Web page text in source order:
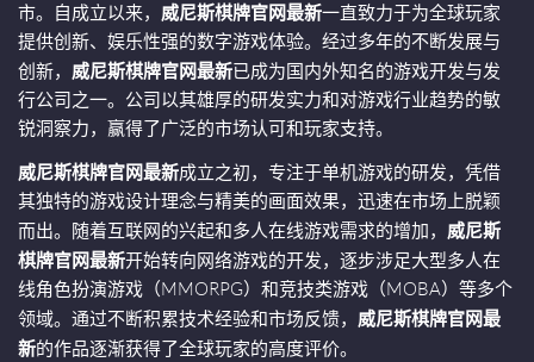
市。自成立以来， 威尼斯棋牌官网最新一直致力于为全球玩家
提供创新、娱乐性强的数字游戏体验。经过多年的不断发展与
创新， 威尼斯棋牌官网最新已成为国内外知名的游戏开发与发
行公司之一。公司以其雄厚的研发实力和对游戏行业趋势的敏
锐洞察力，赢得了广泛的市场认可和玩家支持。
威尼斯棋牌官网最新成立之初，专注于单机游戏的研发，凭借
其独特的游戏设计理念与精美的画面效果，迅速在市场上脱颖
而出。随着互联网的兴起和多人在线游戏需求的增加， 威尼斯
棋牌官网最新开始转向网络游戏的开发，逐步涉足大型多人在
线角色扮演游戏（MMORPG）和竞技类游戏（MOBA）等多个
领域。通过不断积累技术经验和市场反馈， 威尼斯棋牌官网最
新的作品逐渐获得了全球玩家的高度评价。